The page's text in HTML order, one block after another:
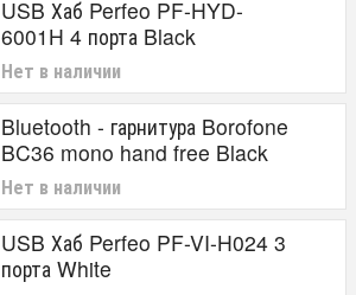
USB Хаб Perfeo PF-HYD-
6001H 4 порта Black
Нет в наличии
Bluetooth - гарнитура Borofone
BC36 mono hand free Black
Нет в наличии
USB Хаб Perfeo PF-VI-H024 3
порта White